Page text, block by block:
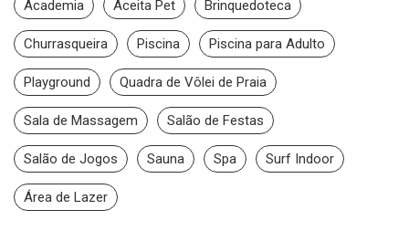
Academia Aceita Pet Brinquedoteca
Churrasqueira Piscina Piscina para Adulto
Playground Quadra de Vôlei de Praia
Sala de Massagem Salão de Festas
Salão de Jogos Sauna Spa Surf Indoor
Área de Lazer